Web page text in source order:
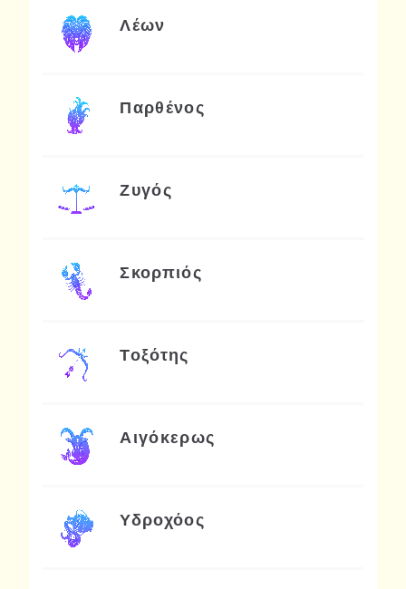
Λέων
Παρθένος
Ζυγός
Σκορπιός
Τοξότης
Αιγόκερως
Υδροχόος